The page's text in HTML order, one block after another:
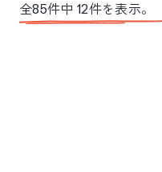
全85件中 12件を表示。